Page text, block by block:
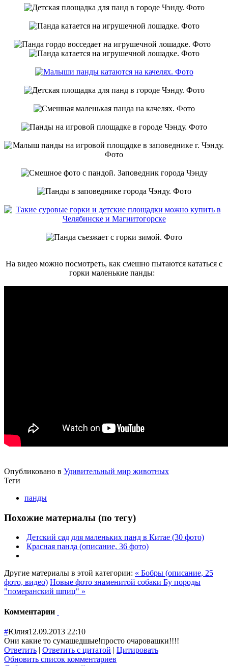
На видео можно посмотреть, как смешно пытаются кататься с
горки маленькие панды:
Опубликовано в Удивительный мир животных
Теги
панды
Похожие материалы (по тегу)
Детский сад для маленьких панд в Китае (30 фото)
Красная панда (описание, 36 фото)
Другие материалы в этой категории: « Бобры (описание, 25
фото, видео) Новые фото знаменитой собаки Бу породы
"померанский шпиц" »
Комментарии
#Юлия12.09.2013 22:10
Они какие то сумашедшые!просто очаровашки!!!!
Ответить | Ответить с цитатой | Цитировать
Обновить список комментариев